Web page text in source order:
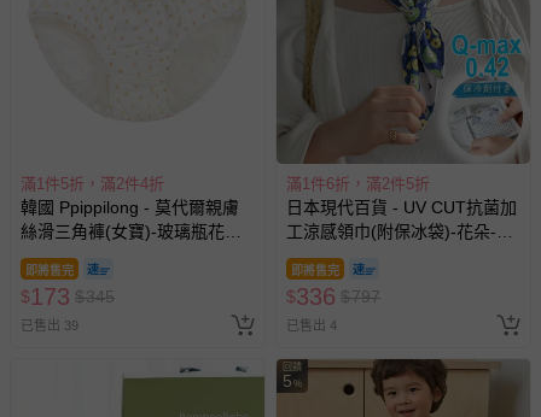
運送服務：目前提供的運送僅限台灣本島。如您位於離島地
區，可能會無法配送，或須依據商品需加收離島運費。廠商
亦保留出貨與否的權利。離島、偏遠地區、樓層親送等加價
費用，可能會另需加收。
商品實際的配達日期，可於訂單個人資料內的查詢訂單內，
已出貨通知之訊息為主。
如您收到商品，請依正常流程檢查是否完好，若商品遇瑕疵
情形，您可申請更換新品或退貨，請見：退貨的辦理流程。
若您對於會員帳號、商品訂購與資訊、購物流程、付款方
式、折價券與購物金的使用、退貨及商品運送方式等有疑
問，你可詳見：
媽咪愛客服中心。
預購商品：預購為海外同步代購，遇缺貨即會通知媽咪並協
滿1件5折，滿2件4折
韓國 Ppippilong - 莫代爾親膚
絲滑三角褲(女寶)-玻璃瓶花朵-
米
即將售完
$173 $345
已售出 39
滿1件6折，滿2件5折
日本現代百貨 - UV CUT抗菌加
工涼感領巾(附保冰袋)-花朵-海
軍藍
即將售完
$336 $797
已售出 4
回饋
5 %